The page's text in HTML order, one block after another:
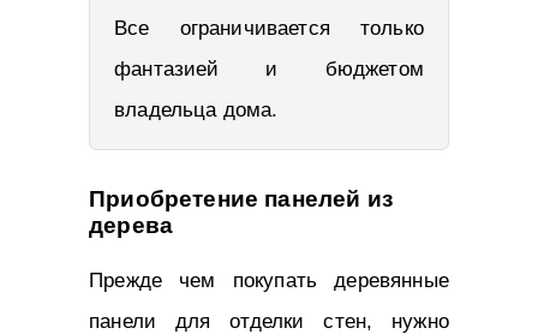
Все ограничивается только
фантазией и бюджетом
владельца дома.
Приобретение панелей из
дерева
Прежде чем покупать деревянные
панели для отделки стен, нужно